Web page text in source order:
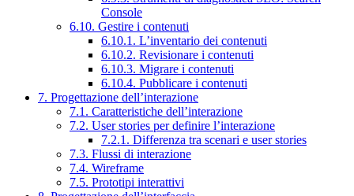
Console
6.10. Gestire i contenuti
6.10.1. L’inventario dei contenuti
6.10.2. Revisionare i contenuti
6.10.3. Migrare i contenuti
6.10.4. Pubblicare i contenuti
7. Progettazione dell’interazione
7.1. Caratteristiche dell’interazione
7.2. User stories per definire l’interazione
7.2.1. Differenza tra scenari e user stories
7.3. Flussi di interazione
7.4. Wireframe
7.5. Prototipi interattivi